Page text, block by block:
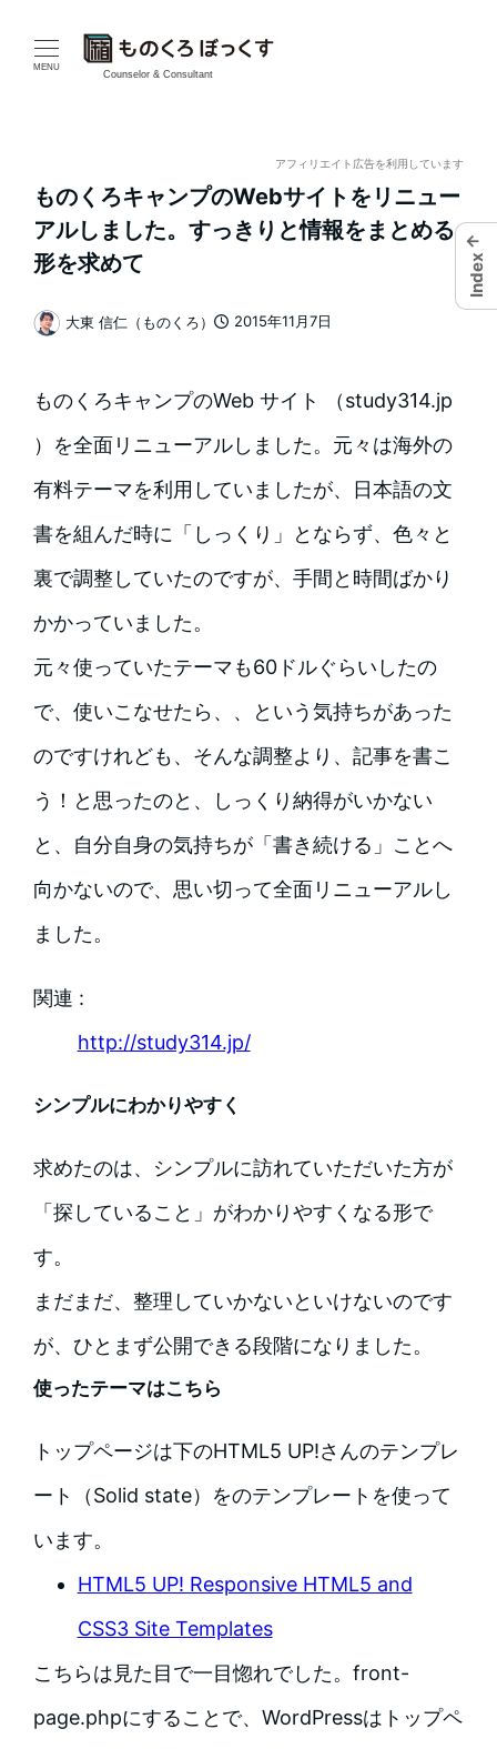
MENU
Counselor & Consultant
アフィリエイト広告を利用しています
ものくろキャンプのWebサイトをリニュー
アルしました。すっきりと情報をまとめる
形を求めて
2015年11月7日
著
大東 信仁（ものくろ）
ものくろキャンプのWeb サイト （study314.jp
）を全面リニューアルしました。元々は海外の
有料テーマを利用していましたが、日本語の文
書を組んだ時に「しっくり」とならず、色々と
裏で調整していたのですが、手間と時間ばかり
かかっていました。
元々使っていたテーマも60ドルぐらいしたの
で、使いこなせたら、、という気持ちがあった
のですけれども、そんな調整より、記事を書こ
う！と思ったのと、しっくり納得がいかない
と、自分自身の気持ちが「書き続ける」ことへ
向かないので、思い切って全面リニューアルし
ました。
関連 :
http://study314.jp/
シンプルにわかりやすく
求めたのは、シンプルに訪れていただいた方が
「探していること」がわかりやすくなる形で
す。
まだまだ、整理していかないといけないのです
が、ひとまず公開できる段階になりました。
使ったテーマはこちら
トップページは下のHTML5 UP!さんのテンプレ
ート（Solid state）をのテンプレートを使って
います。
HTML5 UP! Responsive HTML5 and
CSS3 Site Templates
こちらは見た目で一目惚れでした。front-
page.phpにすることで、WordPressはトップペ
←
Index